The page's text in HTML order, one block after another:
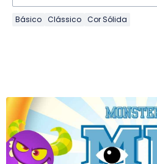
Básico Clássico Cor Sólida